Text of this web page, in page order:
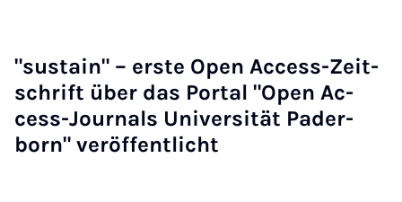
"su­stain" – ers­te Open Ac­cess-Zeit­
schrift über das Por­tal "Open Ac­
cess-Jour­nals Uni­ver­si­tät Pa­der­
born" ver­öf­fent­licht